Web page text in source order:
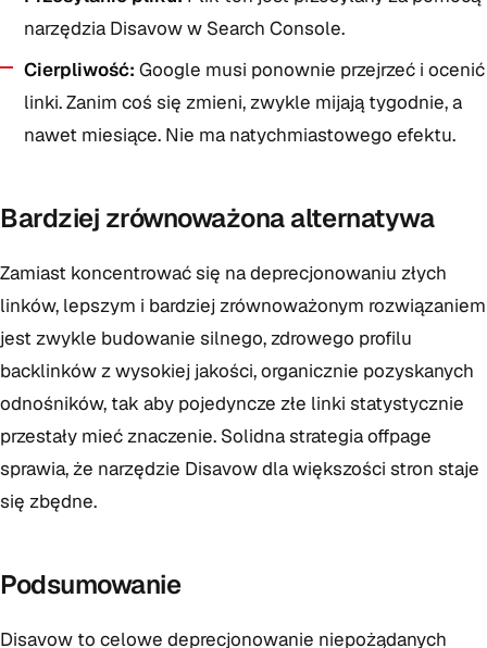
narzędzia Disavow w Search Console.
Cierpliwość: Google musi ponownie przejrzeć i ocenić
linki. Zanim coś się zmieni, zwykle mijają tygodnie, a
nawet miesiące. Nie ma natychmiastowego efektu.
Bardziej zrównoważona alternatywa
Zamiast koncentrować się na deprecjonowaniu złych
linków, lepszym i bardziej zrównoważonym rozwiązaniem
jest zwykle budowanie silnego, zdrowego profilu
backlinków z wysokiej jakości, organicznie pozyskanych
odnośników, tak aby pojedyncze złe linki statystycznie
przestały mieć znaczenie. Solidna strategia offpage
sprawia, że narzędzie Disavow dla większości stron staje
się zbędne.
Podsumowanie
Disavow to celowe deprecjonowanie niepożądanych